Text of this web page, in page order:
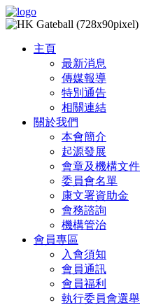
主頁
最新消息
傳媒報導
特別通告
相關連結
關於我們
本會簡介
起源發展
會章及機構文件
委員會名單
康文署資助金
會務諮詢
機構管治
會員專區
入會須知
會員通訊
會員福利
執行委員會選舉